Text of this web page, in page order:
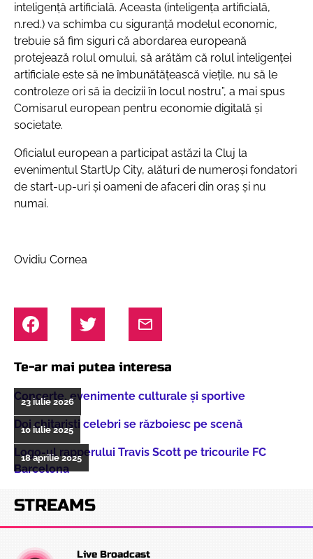
inteligență artificială. Aceasta (inteligența artificială,
n.red.) va schimba cu siguranță modelul economic,
trebuie să fim siguri că abordarea europeană
protejează rolul omului, să arătăm că rolul inteligenței
artificiale este să ne îmbunătățească viețile, nu să le
controleze ori să ia decizii în locul nostru”, a mai spus
Comisarul european pentru economie digitală și
societate.
Oficialul european a participat astăzi la Cluj la
evenimentul StartUp City, alături de numeroși fondatori
de start-up-uri și oameni de afaceri din oraș și nu
numai.
Ovidiu Cornea
Te-ar mai putea interesa
Concerte, evenimente culturale şi sportive
23 iulie 2026
Doi chitarişti celebri se războiesc pe scenă
10 iulie 2025
Logo-ul rapperului Travis Scott pe tricourile FC
Barcelona
18 aprilie 2025
STREAMS
Live Broadcast